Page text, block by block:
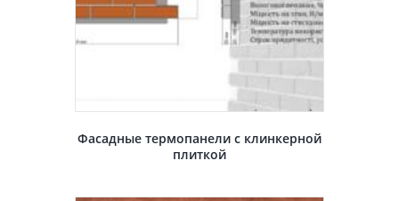
Фасадные термопанели с клинкерной
плиткой